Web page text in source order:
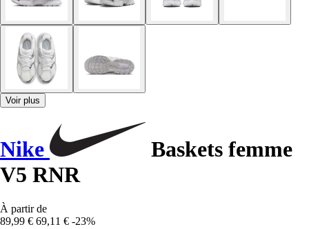
Voir plus
Nike
Baskets femme
V5 RNR
À partir de
89,99 € 69,11 € -23%